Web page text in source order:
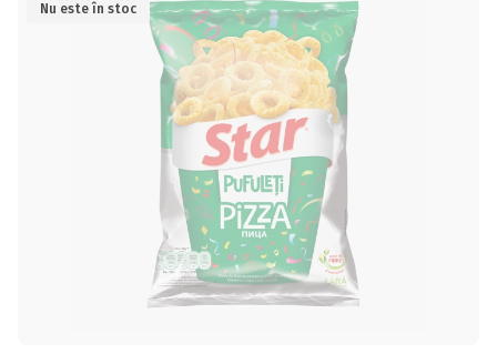
Nu este în stoc